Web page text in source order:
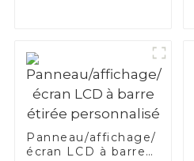
Panneau/affichage/
écran LCD à barre